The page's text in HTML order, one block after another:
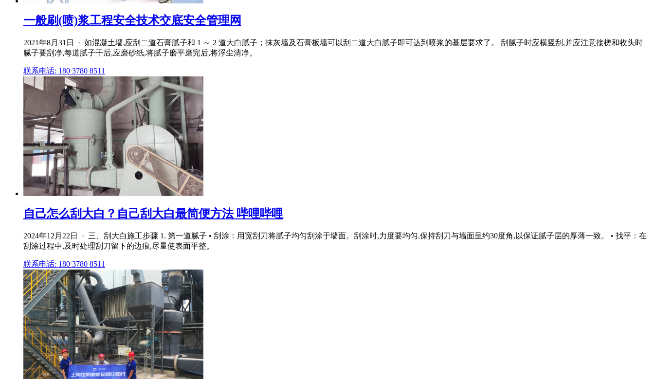
一般刷(喷)浆工程安全技术交底安全管理网
2021年8月31日 · 如混凝土墙,应刮二道石膏腻子和 1 ～ 2 道大白腻子；抹灰墙及石膏板墙可以刮二道大白腻子即可达到喷浆的基层要求了。 刮腻子时应横竖刮,并应注意接槎和收头时
腻子要刮净,每道腻子干后,应磨砂纸,将腻子磨平磨完后,将浮尘清净。
联系电话: 180 3780 8511
自己怎么刮大白？自己刮大白最简便方法 哔哩哔哩
2024年12月22日 · 三、刮大白施工步骤 1. 第一道腻子 • 刮涂：用宽刮刀将腻子均匀刮涂于墙面。刮涂时,力度要均匀,保持刮刀与墙面呈约30度角,以保证腻子层的厚薄一致。 • 找平：在
刮涂过程中,及时处理刮刀留下的边痕,尽量使表面平整。
联系电话: 180 3780 8511